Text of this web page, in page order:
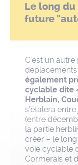
Le long du
future
C’est un
déplacements
également
cyclable dite
Herblain,
s’étalera
(entre
la partie
créer – le
voie cyclable
Cormerais et